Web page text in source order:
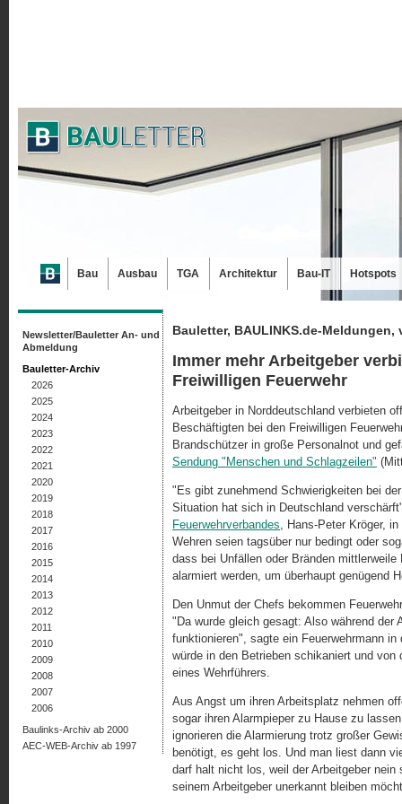
Bauletter, BAULINKS.de-Meldungen,
Immer mehr Arbeitgeber
Freiwilligen Feuerwehr
Arbeitgeber in Norddeutschland verbieten
Beschäftigten bei den Freiwilligen
Brandschützer in große Personalnot und
Sendung "Menschen und Schlagzeilen"
"Es gibt zunehmend Schwierigkeiten bei
Situation hat sich in Deutschland
Feuerwehrverbandes, Hans-Peter Kröger,
Wehren seien tagsüber nur bedingt oder
dass bei Unfällen oder Bränden
alarmiert werden, um überhaupt genügend
Den Unmut der Chefs bekommen
"Da wurde gleich gesagt: Also während
funktionieren", sagte ein Feuerwehrmann
würde in den Betrieben schikaniert und
eines Wehrführers.
Aus Angst um ihren Arbeitsplatz nehmen
sogar ihren Alarmpieper zu Hause zu
ignorieren die Alarmierung trotz großer
benötigt, es geht los. Und man liest dann
darf halt nicht los, weil der Arbeitgeber
seinem Arbeitgeber unerkannt bleiben
Newsletter/Bauletter An- und
Abmeldung
Bauletter-Archiv
2026
2025
2024
2023
2022
2021
2020
2019
2018
2017
2016
2015
2014
2013
2012
2011
2010
2009
2008
2007
2006
Baulinks-Archiv ab 2000
AEC-WEB-Archiv ab 1997
Bau Ausbau TGA Architektur Bau-IT Hotspots